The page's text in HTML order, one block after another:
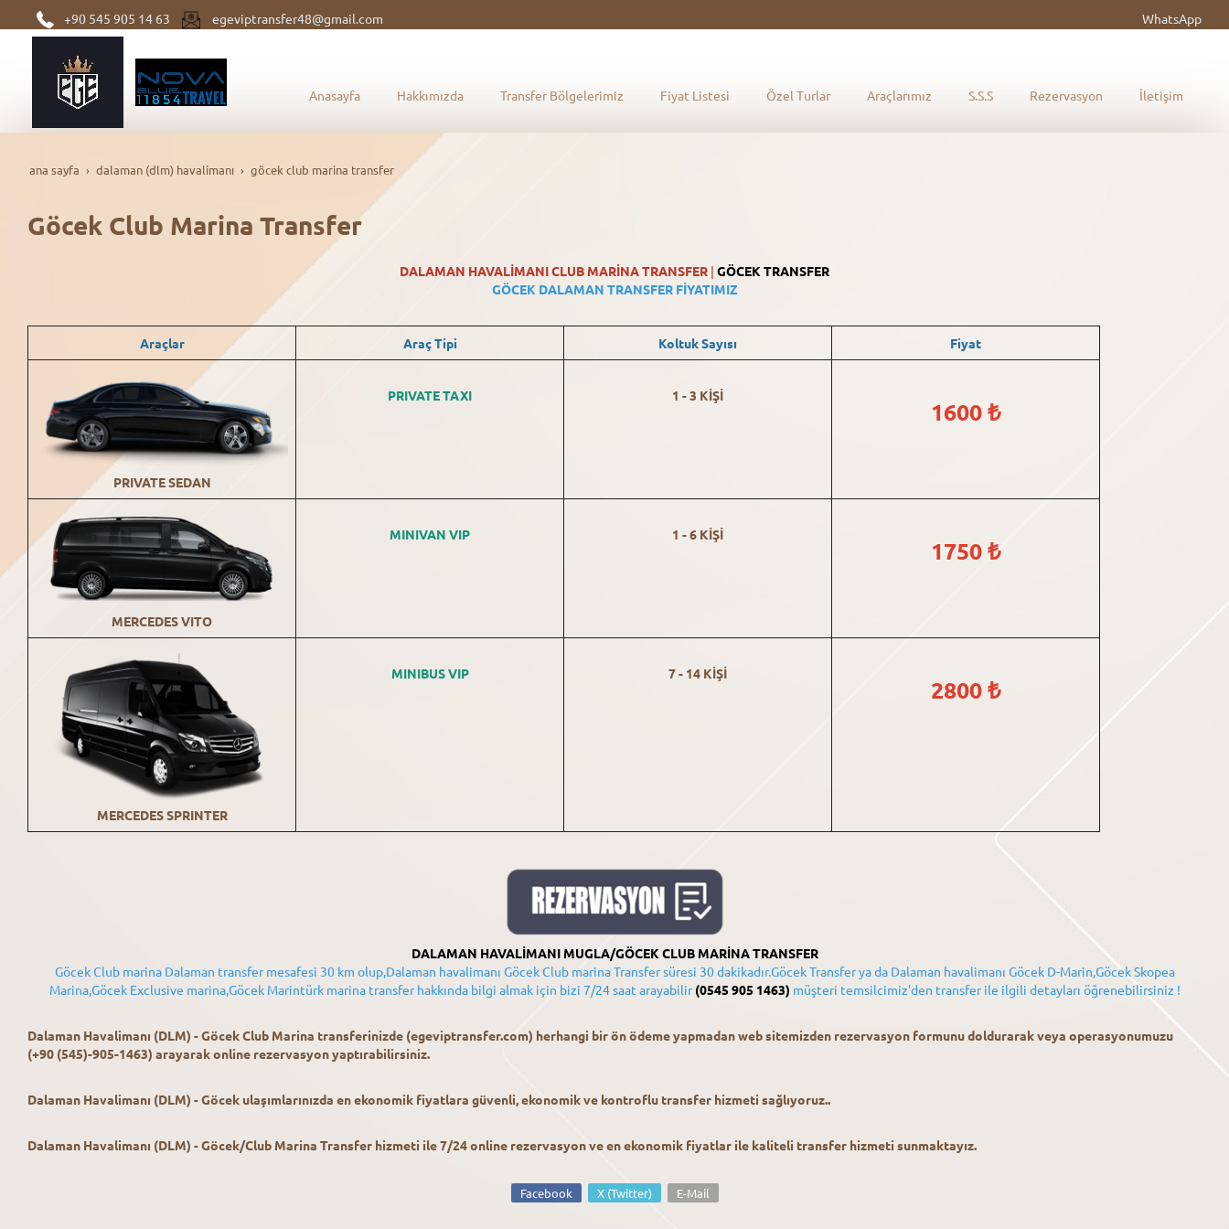
+90 545 905 14 63 egeviptransfer48@gmail.com WhatsApp
Anasayfa Hakkımızda Transfer Bölgelerimiz Fiyat Listesi Özel Turlar Araçlarımız S.S.S Rezervasyon İletişim
ana sayfa dalaman (dlm) havalimanı göcek club marina transfer
Göcek Club Marina Transfer
DALAMAN HAVALİMANI CLUB MARİNA TRANSFER | GÖCEK TRANSFER
GÖCEK DALAMAN TRANSFER FİYATIMIZ
Araçlar Araç Tipi Koltuk Sayısı Fiyat
PRIVATE SEDAN
PRIVATE TAXI 1 - 3 KİŞİ
1600 ₺
MERCEDES VITO
MINIVAN VIP 1 - 6 KİŞİ
1750 ₺
MERCEDES SPRINTER
MINIBUS VIP 7 - 14 KİŞİ
2800 ₺
DALAMAN HAVALİMANI MUGLA/GÖCEK CLUB MARİNA TRANSFER
Göcek Club marina Dalaman transfer mesafesi 30 km olup,Dalaman havalimanı Göcek Club marina Transfer süresi 30 dakikadır.Göcek Transfer ya da Dalaman havalimanı Göcek D-Marin,Göcek Skopea
Marina,Göcek Exclusive marina,Göcek Marintürk marina transfer hakkında bilgi almak için bizi 7/24 saat arayabilir(0545 905 1463) müşteri temsilcimiz'den transfer ile ilgili detayları öğrenebilirsiniz !
Dalaman Havalimanı (DLM) - Göcek Club Marina transferinizde (egeviptransfer.com) herhangi bir ön ödeme yapmadan web sitemizden rezervasyon formunu doldurarak veya operasyonumuzu
(+90 (545)-905-1463) arayarak online rezervasyon yaptırabilirsiniz.
Dalaman Havalimanı (DLM) - Göcek ulaşımlarınızda en ekonomik fiyatlara güvenli, ekonomik ve kontroflu transfer hizmeti sağlıyoruz..
Dalaman Havalimanı (DLM) - Göcek/Club Marina Transfer hizmeti ile 7/24 online rezervasyon ve en ekonomik fiyatlar ile kaliteli transfer hizmeti sunmaktayız.
Facebook X (Twitter) E-Mail